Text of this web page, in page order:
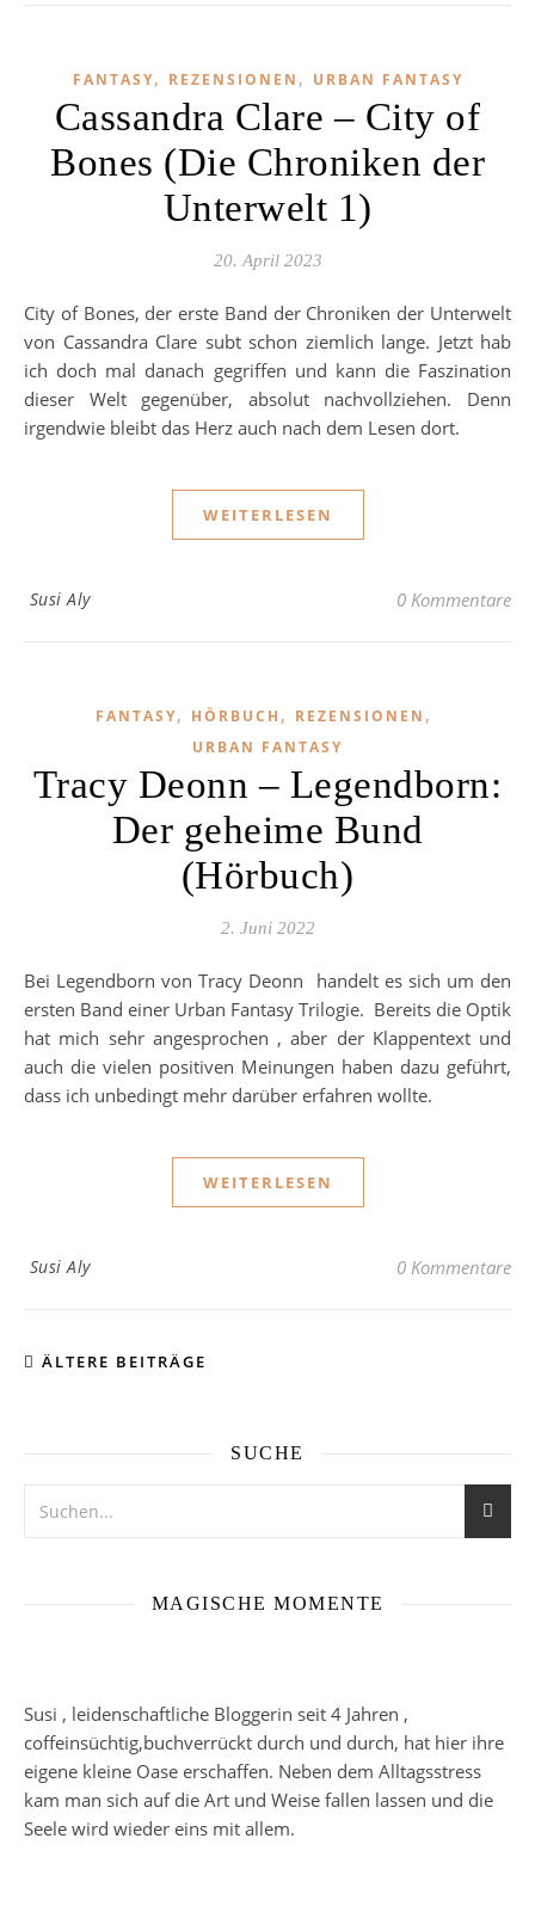
FANTASY, REZENSIONEN , URBAN FANTASY
Cassandra Clare – City of
Bones (Die Chroniken der
Unterwelt 1)
20. April 2023
City of Bones, der erste Band der Chroniken der Unterwelt
von Cassandra Clare subt schon ziemlich lange. Jetzt hab
ich doch mal danach gegriffen und kann die Faszination
dieser Welt gegenüber, absolut nachvollziehen. Denn
irgendwie bleibt das Herz auch nach dem Lesen dort.
WEITERLESEN
Susi Aly 0 Kommentare
FANTASY, HÖRBUCH , REZENSIONEN ,
URBAN FANTASY
Tracy Deonn – Legendborn:
Der geheime Bund
(Hörbuch)
2. Juni 2022
Bei Legendborn von Tracy Deonn handelt es sich um den
ersten Band einer Urban Fantasy Trilogie. Bereits die Optik
hat mich sehr angesprochen , aber der Klappentext und
auch die vielen positiven Meinungen haben dazu geführt,
dass ich unbedingt mehr darüber erfahren wollte.
WEITERLESEN
Susi Aly 0 Kommentare
ÄLTERE BEITRÄGE
SUCHE
MAGISCHE MOMENTE
Susi , leidenschaftliche Bloggerin seit 4 Jahren ,
coffeinsüchtig,buchverrückt durch und durch, hat hier ihre
eigene kleine Oase erschaffen. Neben dem Alltagsstress
kam man sich auf die Art und Weise fallen lassen und die
Seele wird wieder eins mit allem.